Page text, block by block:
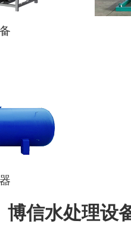
博信水处理设